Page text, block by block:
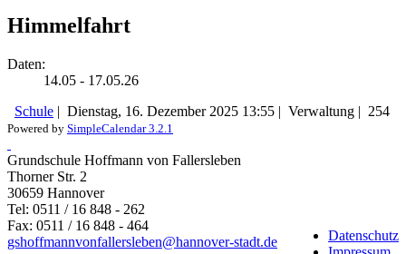
Himmelfahrt
Daten:
14.05 - 17.05.26
Schule | Dienstag, 16. Dezember 2025 13:55 | Verwaltung | 254
Powered by SimpleCalendar 3.2.1
Grundschule Hoffmann von Fallersleben
Thorner Str. 2
30659 Hannover
Tel: 0511 / 16 848 - 262
Fax: 0511 / 16 848 - 464
gshoffmannvonfallersleben@hannover-stadt.de
Datenschutz